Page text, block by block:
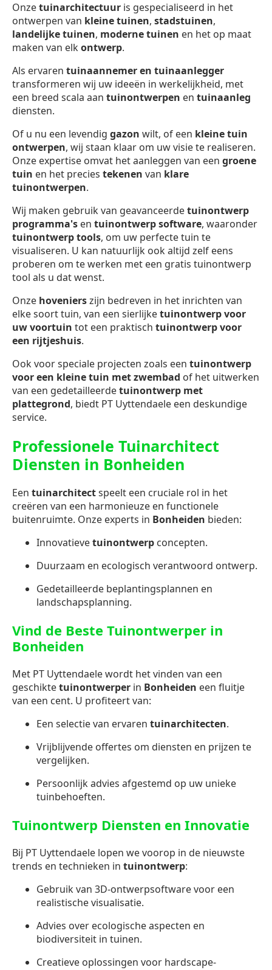
Onzetuinarchitectuur is gespecialiseerd in het
ontwerpen van kleine tuinen, stadstuinen,
landelijke tuinen, moderne tuinen en het op maat
maken van elkontwerp.
Als ervaren tuinaannemer en tuinaanlegger
transformeren wij uw ideeën in werkelijkheid, met
een breed scala aan tuinontwerpen en tuinaanleg
diensten.
Of u nu een levendig gazon wilt, of een kleine tuin
ontwerpen, wij staan klaar om uw visie te realiseren.
Onze expertise omvat het aanleggen van een groene
tuin en het precies tekenen van klare
tuinontwerpen.
Wij maken gebruik van geavanceerdetuinontwerp
programma's en tuinontwerp software, waaronder
tuinontwerptools, om uw perfecte tuin te
visualiseren. U kan natuurlijk ook altijd zelf eens
proberen om te werken met een gratis tuinontwerp
tool als u dat wenst.
Onze hovenierszijn bedreven in het inrichten van
elke soort tuin, van een sierlijketuinontwerp voor
uw voortuin tot een praktisch tuinontwerp voor
een rijtjeshuis.
Ook voor speciale projecten zoals een tuinontwerp
voor een kleine tuin met zwembad of het uitwerken
van een gedetailleerdetuinontwerp met
plattegrond, biedt PT Uyttendaele een deskundige
service.
Professionele Tuinarchitect
Diensten in Bonheiden
Een tuinarchitectspeelt een cruciale rol in het
creëren van een harmonieuze en functionele
buitenruimte. Onze experts in Bonheiden bieden:
Innovatievetuinontwerp concepten.
Duurzaam en ecologisch verantwoord ontwerp.
Gedetailleerde beplantingsplannen en
landschapsplanning.
Vind de Beste Tuinontwerper in
Bonheiden
Met PT Uyttendaele wordt het vinden van een
geschiktetuinontwerper in Bonheiden een fluitje
van een cent. U profiteert van:
Een selectie van ervaren tuinarchitecten.
Vrijblijvende offertes om diensten en prijzen te
vergelijken.
Persoonlijk advies afgestemd op uw unieke
tuinbehoeften.
Tuinontwerp Diensten en Innovatie
Bij PT Uyttendaele lopen we voorop in de nieuwste
trends en technieken in tuinontwerp:
Gebruik van 3D-ontwerpsoftware voor een
realistische visualisatie.
Advies over ecologische aspecten en
biodiversiteit in tuinen.
Creatieve oplossingen voor hardscape-